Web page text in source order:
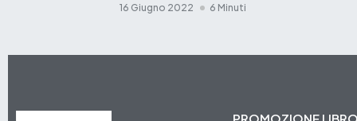
16 Giugno 2022 6 Minuti
PROMOZIONE LIBRO